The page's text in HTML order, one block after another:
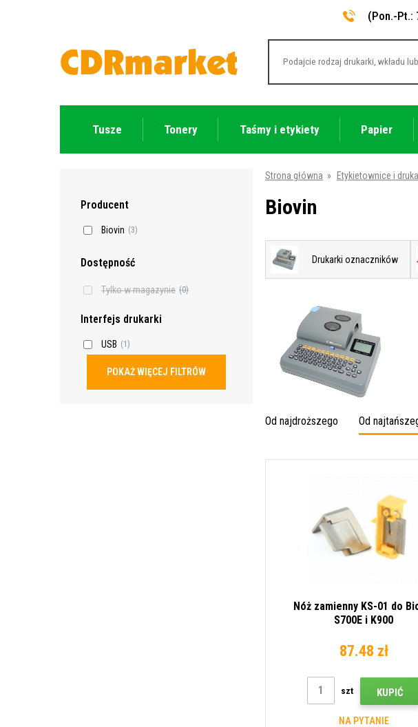
(Pon.-Pt.:
Tusze Tonery Taśmy i etykiety Papier
Producent
Biovin (3)
Dostępność
Tylko w magazynie (0)
Interfejs drukarki
USB (1)
POKAŻ WIĘCEJ FILTRÓW
Strona główna » Etykietownice i
Biovin
Drukarki oznaczników
Od najdroższego Od
Nóż zamienny KS-01 do
S700E i K900
87.48 zł
szt KUPIĆ
NA PYTANIE